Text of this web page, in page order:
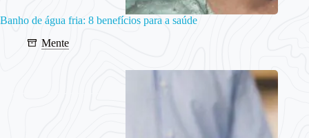
Banho de água fria: 8 benefícios para a saúde
Mente